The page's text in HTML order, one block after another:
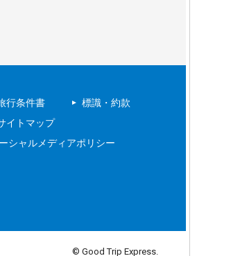
行条件書
標識・約款
イトマップ
シャルメディアポリシー
© Good Trip Express.